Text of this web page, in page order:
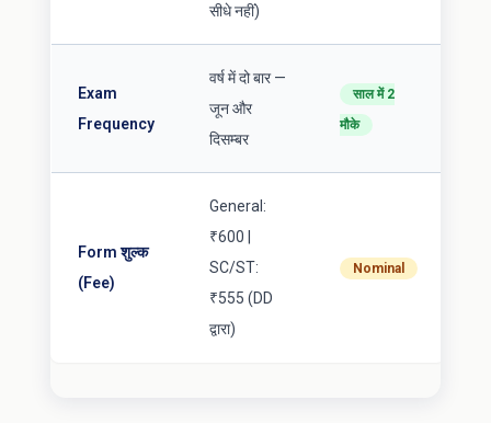
सीधे नहीं)
Exam
Frequency
वर्ष में दो बार —
जून और
दिसम्बर
साल में 2
मौके
Form शुल्क
(Fee)
General:
₹600 |
SC/ST:
₹555 (DD
द्वारा)
Nominal